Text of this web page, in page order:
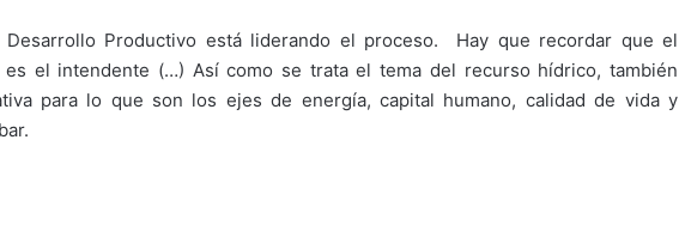
Desarrollo Productivo está liderando el proceso. Hay que recordar que el
el intendente (…) Así como se trata el tema del recurso hídrico, también
para lo que son los ejes de energía, capital humano, calidad de vida y